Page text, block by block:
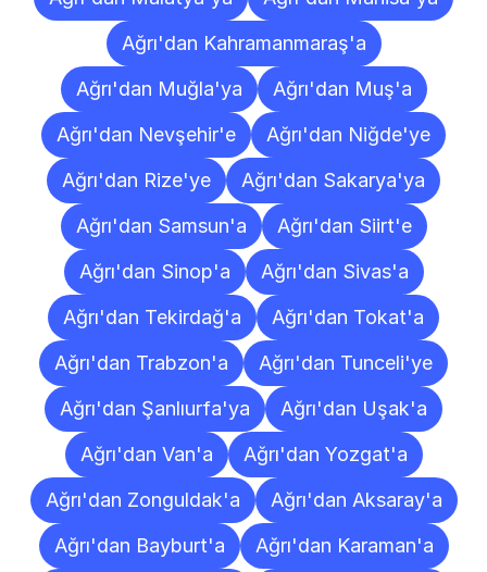
Ağrı'dan Kahramanmaraş'a
Ağrı'dan Muğla'ya
Ağrı'dan Muş'a
Ağrı'dan Nevşehir'e
Ağrı'dan Niğde'ye
Ağrı'dan Rize'ye
Ağrı'dan Sakarya'ya
Ağrı'dan Samsun'a
Ağrı'dan Siirt'e
Ağrı'dan Sinop'a
Ağrı'dan Sivas'a
Ağrı'dan Tekirdağ'a
Ağrı'dan Tokat'a
Ağrı'dan Trabzon'a
Ağrı'dan Tunceli'ye
Ağrı'dan Şanlıurfa'ya
Ağrı'dan Uşak'a
Ağrı'dan Van'a
Ağrı'dan Yozgat'a
Ağrı'dan Zonguldak'a
Ağrı'dan Aksaray'a
Ağrı'dan Bayburt'a
Ağrı'dan Karaman'a